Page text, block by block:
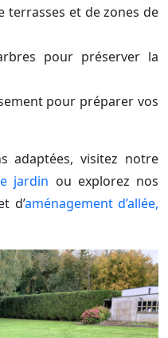
terrasses et de zones de
pour préserver la
pour préparer vos
adaptées, visitez notre
jardin ou explorez nos
d’aménagement d’allée,